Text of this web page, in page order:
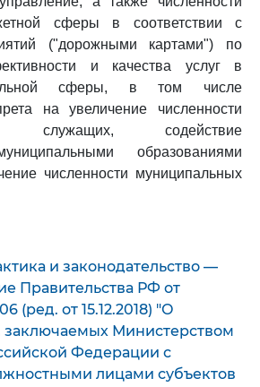
сферы в соответствии с
("дорожными картами") по
и качества услуг в
сферы, в том числе
на увеличение численности
служащих, содействие
образованиями
численности муниципальных
и законодательство —
Правительства РФ от
(ред. от 15.12.2018) "О
заключаемых Министерством
Федерации с
лицами субъектов